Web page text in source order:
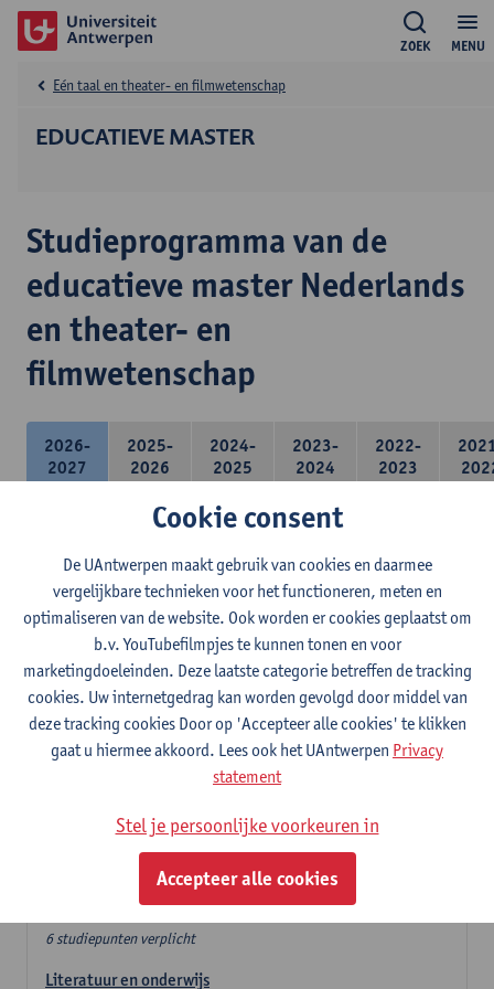
MENU
ZOEK
EDUCATIEVE MASTER
Eén taal en theater- en filmwetenschap
Studieprogramma van de
educatieve master Nederlands
en theater- en
filmwetenschap
2026-
2027
2025-
2026
2024-
2025
2023-
2024
2022-
2023
- Optie A : je kiest twee vakdidactieken
- Optie B: je kiest één vakdidactiek en een profilering
In de domeincomponent neem je 60 studiepunten op:
- 1 verplicht algemeen opleidingsonderdeel van 6 studiepunten,
- 24 of 30 studiepunten Nederlands en telkens minimum 6
studiepunten per deeldomein,
- 24 of 30 studiepunten theater- en filmwetenschap.
Verplicht algemeen opleidingsonderdeel
Deze 6 verplichte studiepunten tellen mee in de
domeincomponent van een van de gekozen talen.
Verplicht algemeen opleidingsonderdeel
6 studiepunten verplicht
Literatuur en onderwijs
Cookie consent
De UAntwerpen maakt gebruik van cookies en daarmee
vergelijkbare technieken voor het functioneren, meten en
optimaliseren van de website. Ook worden er cookies geplaatst om
b.v. YouTubefilmpjes te kunnen tonen en voor
marketingdoeleinden. Deze laatste categorie betreffen de tracking
cookies. Uw internetgedrag kan worden gevolgd door middel van
deze tracking cookies Door op 'Accepteer alle cookies' te klikken
gaat u hiermee akkoord. Lees ook het UAntwerpen Privacy
statement
Stel je persoonlijke voorkeuren in
Accepteer alle cookies